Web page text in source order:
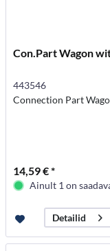
Con.Part Wagon
443546
Connection Part
14,59 € *
Ainult 1 on
Detailid